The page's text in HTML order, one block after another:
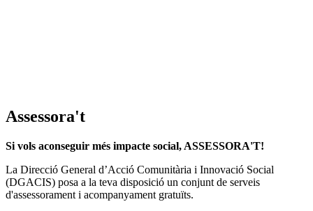
Assessora't
Si vols aconseguir més impacte social, ASSESSORA'T!
La Direcció General d’Acció Comunitària i Innovació Social
(DGACIS) posa a la teva disposició un conjunt de serveis
d'assessorament i acompanyament gratuïts.